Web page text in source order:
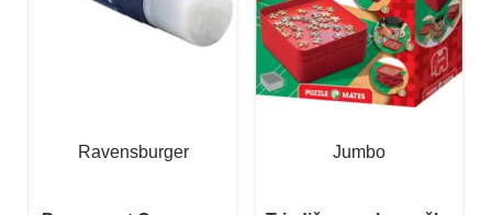
Ravensburger Jumbo